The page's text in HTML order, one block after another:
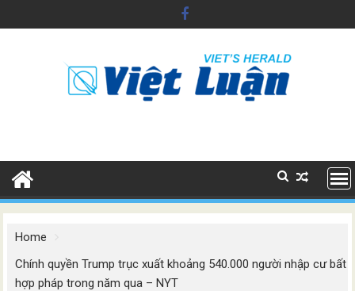
to
Home
Chính quyền Trump trục xuất khoảng 540.000 người nhập cư bất
hợp pháp trong năm qua – NYT